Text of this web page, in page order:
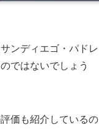
ンディエゴ・パドレ
ではないでしょう
価も紹介しているの